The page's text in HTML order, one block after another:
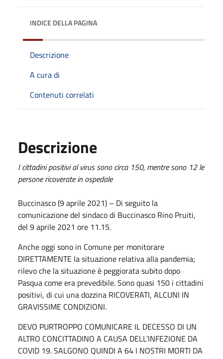
INDICE DELLA PAGINA
Descrizione
A cura di
Contenuti correlati
Descrizione
I cittadini positivi al virus sono circa 150, mentre sono 12 le
persone ricoverate in ospedale
Buccinasco (9 aprile 2021) – Di seguito la
comunicazione del sindaco di Buccinasco Rino Pruiti,
del 9 aprile 2021 ore 11.15.
Anche oggi sono in Comune per monitorare
DIRETTAMENTE la situazione relativa alla pandemia;
rilevo che la situazione è peggiorata subito dopo
Pasqua come era prevedibile. Sono quasi 150 i cittadini
positivi, di cui una dozzina RICOVERATI, ALCUNI IN
GRAVISSIME CONDIZIONI.
DEVO PURTROPPO COMUNICARE IL DECESSO DI UN
ALTRO CONCITTADINO A CAUSA DELL’INFEZIONE DA
COVID 19. SALGONO QUINDI A 64 I NOSTRI MORTI DA